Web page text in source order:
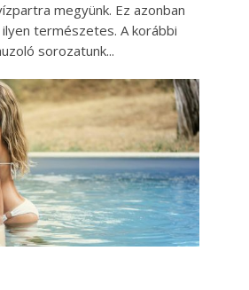
megyünk. Ez azonban
természetes. A korábbi
sorozatunk...